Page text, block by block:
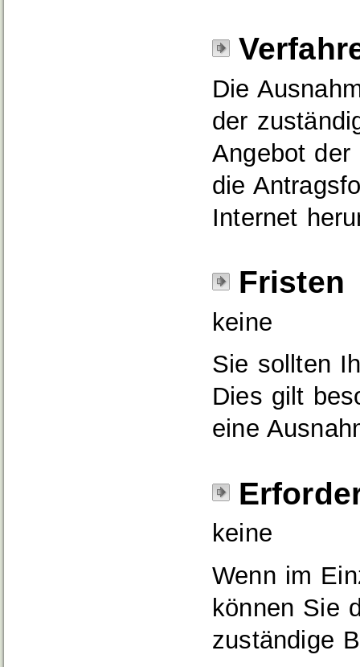
Die
der
Angebot der
die
Internet
Fristen
keine
Sie sollten
Dies gilt
eine
keine
Wenn im
können Sie
zuständige